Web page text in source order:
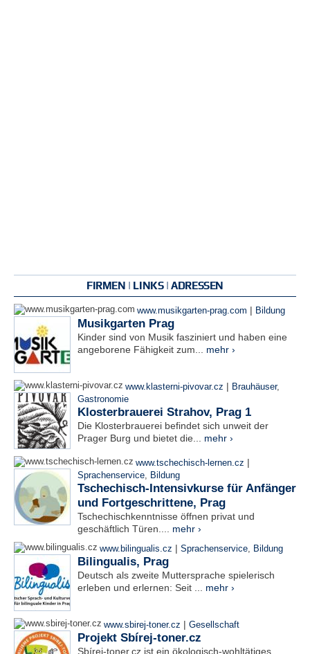
FIRMEN | LINKS | ADRESSEN
www.musikgarten-prag.com | Bildung
Musikgarten Prag
Kinder sind von Musik fasziniert und haben eine
angeborene Fähigkeit zum... mehr ›
www.klasterni-pivovar.cz | Brauhäuser,
Gastronomie
Klosterbrauerei Strahov, Prag 1
Die Klosterbrauerei befindet sich unweit der
Prager Burg und bietet die... mehr ›
www.tschechisch-lernen.cz |
Sprachenservice, Bildung
Tschechisch-Intensivkurse für Anfänger
und Fortgeschrittene, Prag
Tschechischkenntnisse öffnen privat und
geschäftlich Türen.... mehr ›
www.bilingualis.cz | Sprachenservice, Bildung
Bilingualis, Prag
Deutsch als zweite Muttersprache spielerisch
erleben und erlernen: Seit ... mehr ›
www.sbirej-toner.cz | Gesellschaft
Projekt Sbírej-toner.cz
Sbírej-toner.cz ist ein ökologisch-wohltätiges